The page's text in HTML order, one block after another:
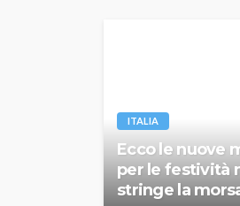
ITALIA
Ecco le nuove
per le festività
stringe la